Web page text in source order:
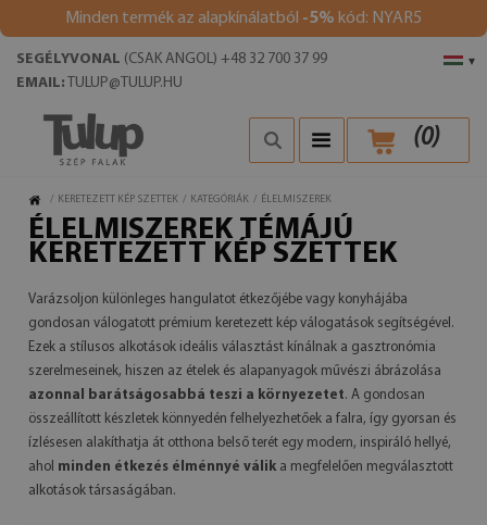
Minden termék az alapkínálatból -5% kód: NYAR5
▾
SEGÉLYVONAL (CSAK ANGOL) +48 32 700 37 99
EMAIL: TULUP@TULUP.HU
(0)
/ KERETEZETT KÉP SZETTEK / KATEGÓRIÁK / ÉLELMISZEREK
ÉLELMISZEREK TÉMÁJÚ
KERETEZETT KÉP SZETTEK
Varázsoljon különleges hangulatot étkezőjébe vagy konyhájába
gondosan válogatott prémium keretezett kép válogatások segítségével.
Ezek a stílusos alkotások ideális választást kínálnak a gasztronómia
szerelmeseinek, hiszen az ételek és alapanyagok művészi ábrázolása
azonnal barátságosabbá teszi a környezetet. A gondosan
összeállított készletek könnyedén felhelyezhetőek a falra, így gyorsan és
ízlésesen alakíthatja át otthona belső terét egy modern, inspiráló hellyé,
ahol minden étkezés élménnyé válik a megfelelően megválasztott
alkotások társaságában.